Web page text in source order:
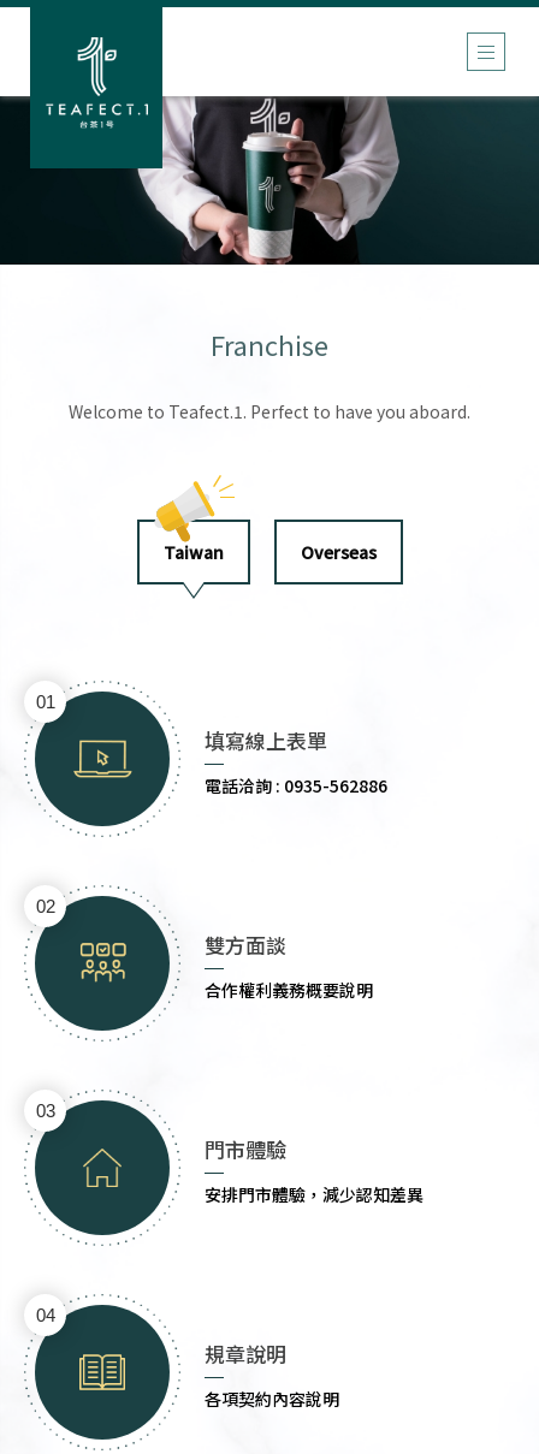
Franchise
Welcome to Teafect.1. Perfect to have you aboard.
Taiwan Overseas
01
填寫線上表單
電話洽詢 : 0935-562886
02
雙方面談
合作權利義務概要說明
03
門市體驗
安排門市體驗，減少認知差異
04
規章說明
各項契約內容說明